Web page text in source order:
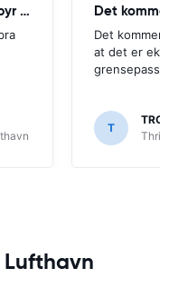
Brukervennlig nettsted som tilbyr bra Det
Det kommer
at det er
T